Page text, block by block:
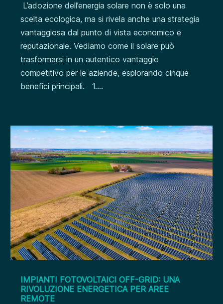
L’adozione dell’energia solare non è solo una
scelta ecologica, ma si rivela anche una strategia
vantaggiosa dal punto di vista economico e
reputazionale. Vediamo come il solare può
trasformarsi in un autentico vantaggio
competitivo per le aziende, esplorando cinque
benefici principali. 1....
IMPIANTI FOTOVOLTAICI OFF-GRID: UNA
RIVOLUZIONE ENERGETICA PER AREE
REMOTE